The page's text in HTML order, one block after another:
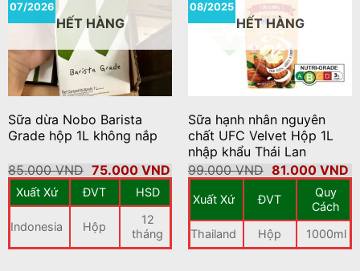
07/2026
HẾT HÀNG
Sữa dừa Nobo Barista
Grade hộp 1L không nắp
85.000VND Giá
gốc
là:
85.000 VND.
75.000 VNDGiá
hiện
là:
75.000 VND.
Xuất Xứ ĐVT HSD
Indonesia Hộp
12
tháng
08/2025
HẾT HÀNG
Sữa hạnh nhân nguyên
chất UFC Velvet Hộp 1L
nhập khẩu Thái Lan
99.000VND Giá
gốc
là:
99.000 VND.
81.000 VND
Xuất Xứ ĐVT
Quy
Cách
Thailand
Hộp 1000ml